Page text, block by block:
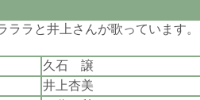
ラと井上さんが歌っています。
久石 譲
井上杏美